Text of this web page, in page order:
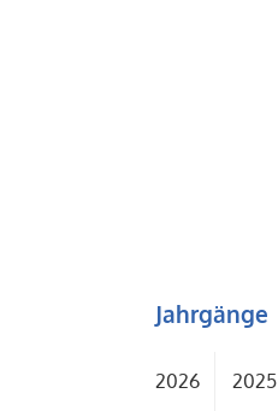
Jahrgänge
2026 2025